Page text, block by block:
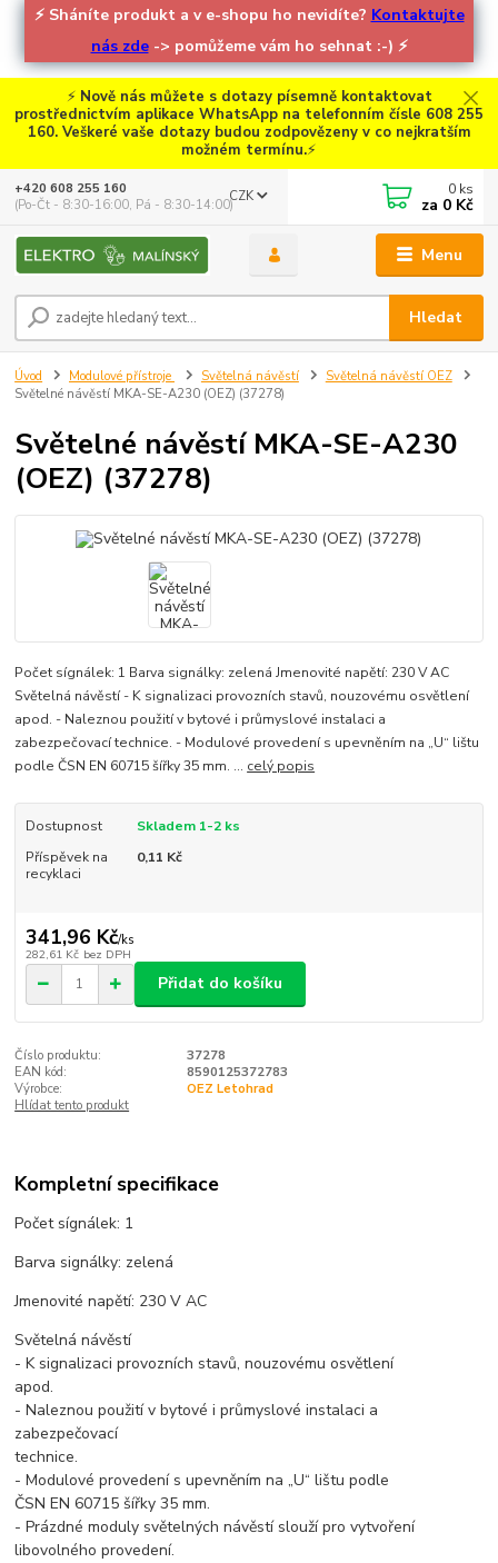
⚡ Sháníte produkt a v e-shopu ho nevidíte? Kontaktujte
nás zde-> pomůžeme vám ho sehnat :-) ⚡
⚡ Nově nás můžete s dotazy písemně kontaktovat
prostřednictvím aplikace WhatsApp na telefonním čísle 608 255
160. Veškeré vaše dotazy budou zodpovězeny v co nejkratším
možném termínu.⚡
Menu
CZK
Hledat
+420 608 255 160
(Po-Čt - 8:30-16:00, Pá - 8:30-14:00)
0 ks
za 0 Kč
Úvod Modulové přístroje Světelná návěstí
Světelná návěstí OEZ
Světelné návěstí MKA-SE-A230 (OEZ) (37278)
Světelné návěstí MKA-SE-A230
(OEZ) (37278)
Počet sígnálek: 1 Barva signálky: zelená Jmenovité napětí: 230 V AC
Světelná návěstí - K signalizaci provozních stavů, nouzovému osvětlení
apod. - Naleznou použití v bytové i průmyslové instalaci a
zabezpečovací technice. - Modulové provedení s upevněním na „U“ lištu
podle ČSN EN 60715 šířky 35 mm. ... celý popis
Dostupnost
Skladem 1-2 ks
Příspěvek na
recyklaci
0,11 Kč
341,96 Kč/ks
282,61 Kč bez DPH
Přidat do košíku
Číslo produktu:
37278
EAN kód:
8590125372783
Výrobce:
OEZ Letohrad
Hlídat tento produkt
Kompletní specifikace
Počet sígnálek: 1
Barva signálky: zelená
Jmenovité napětí: 230 V AC
Světelná návěstí
- K signalizaci provozních stavů, nouzovému osvětlení
apod.
- Naleznou použití v bytové i průmyslové instalaci a
zabezpečovací
technice.
- Modulové provedení s upevněním na „U“ lištu podle
ČSN EN 60715 šířky 35 mm.
- Prázdné moduly světelných návěstí slouží pro vytvoření
libovolného provedení.